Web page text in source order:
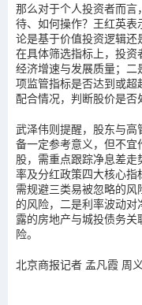
那么对于个人投资者而
待、如何操作？王红英
论是基于价值投资逻辑还
在具体筛选指标上，投
经济增速与发展质量；
项监管指标是否达到或
配合情况，判断股价是否
武泽伟则提醒，股东与
备一定参考意义，但不
股，需重点跟踪净息差
率及分红政策四大核心
需规避三类易被忽略的
的风险，二是利率波动
露的房地产与城投债务
险。
北京商报记者 孟凡霞 周